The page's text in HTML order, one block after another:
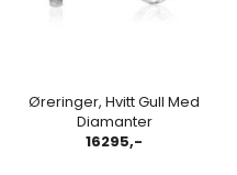
Øreringer, Hvitt Gull Med
Diamanter
16295,-